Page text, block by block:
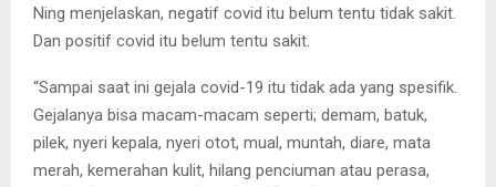
Ning menjelaskan, negatif covid itu belum tentu tidak sakit.
Dan positif covid itu belum tentu sakit.
“Sampai saat ini gejala covid-19 itu tidak ada yang spesifik.
Gejalanya bisa macam-macam seperti; demam, batuk,
pilek, nyeri kepala, nyeri otot, mual, muntah, diare, mata
merah, kemerahan kulit, hilang penciuman atau perasa,